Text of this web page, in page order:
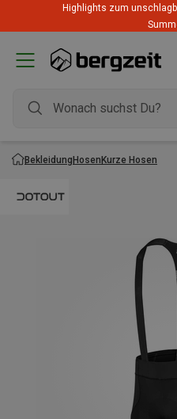
Highlights zum
BekleidungHosenKurze Hosen